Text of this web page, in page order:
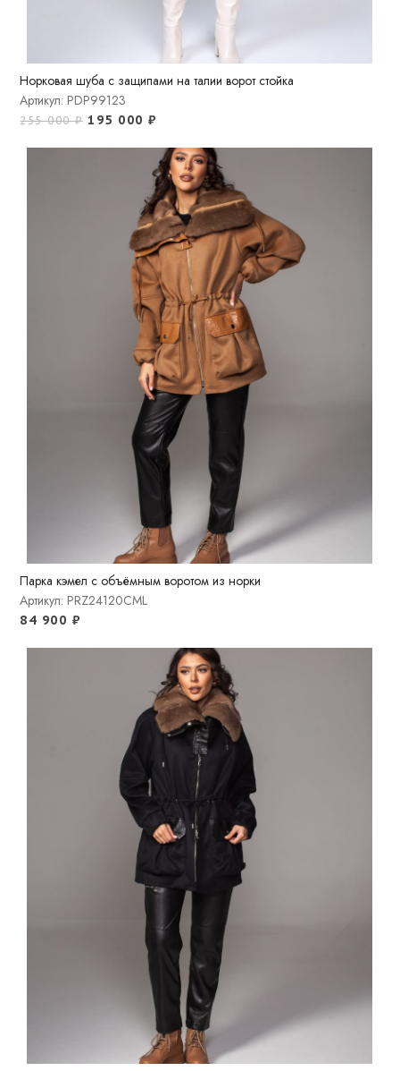
Норковая шуба с защипами на талии ворот стойка
Артикул: PDP99123
255 000₽ 195 000₽
Парка кэмел с объёмным воротом из норки
Артикул: PRZ24120CML
84 900 ₽